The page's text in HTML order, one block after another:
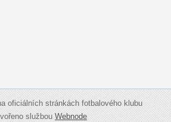
oficiálních stránkách fotbalového klubu
službouWebnode